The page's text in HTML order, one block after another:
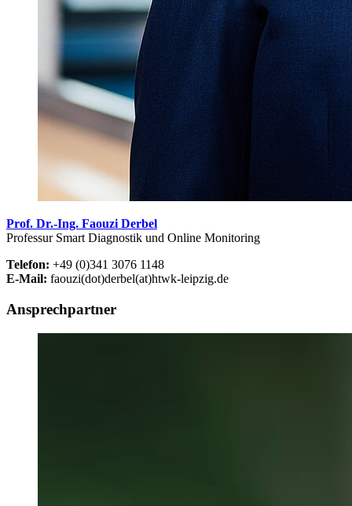
Prof. Dr.-Ing. Faouzi Derbel
Professur Smart Diagnostik und Online Monitoring
Telefon: +49 (0)341 3076 1148
E-Mail: faouzi(dot)derbel(at)htwk-leipzig.de
Ansprechpartner